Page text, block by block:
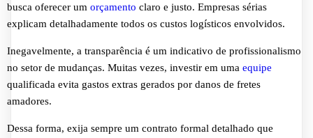
busca oferecer um orçamento claro e justo. Empresas sérias
explicam detalhadamente todos os custos logísticos envolvidos.
Inegavelmente, a transparência é um indicativo de profissionalismo
no setor de mudanças. Muitas vezes, investir em uma equipe
qualificada evita gastos extras gerados por danos de fretes
amadores.
Dessa forma, exija sempre um contrato formal detalhado que